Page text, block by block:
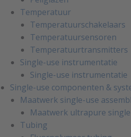
Temperatuur
Temperatuurschakelaars
Temperatuursensoren
Temperatuurtransmitters
Single-use instrumentatie
Single-use instrumentatie
Single-use componenten &
Maatwerk single-use
Maatwerk ultrapure
Tubing